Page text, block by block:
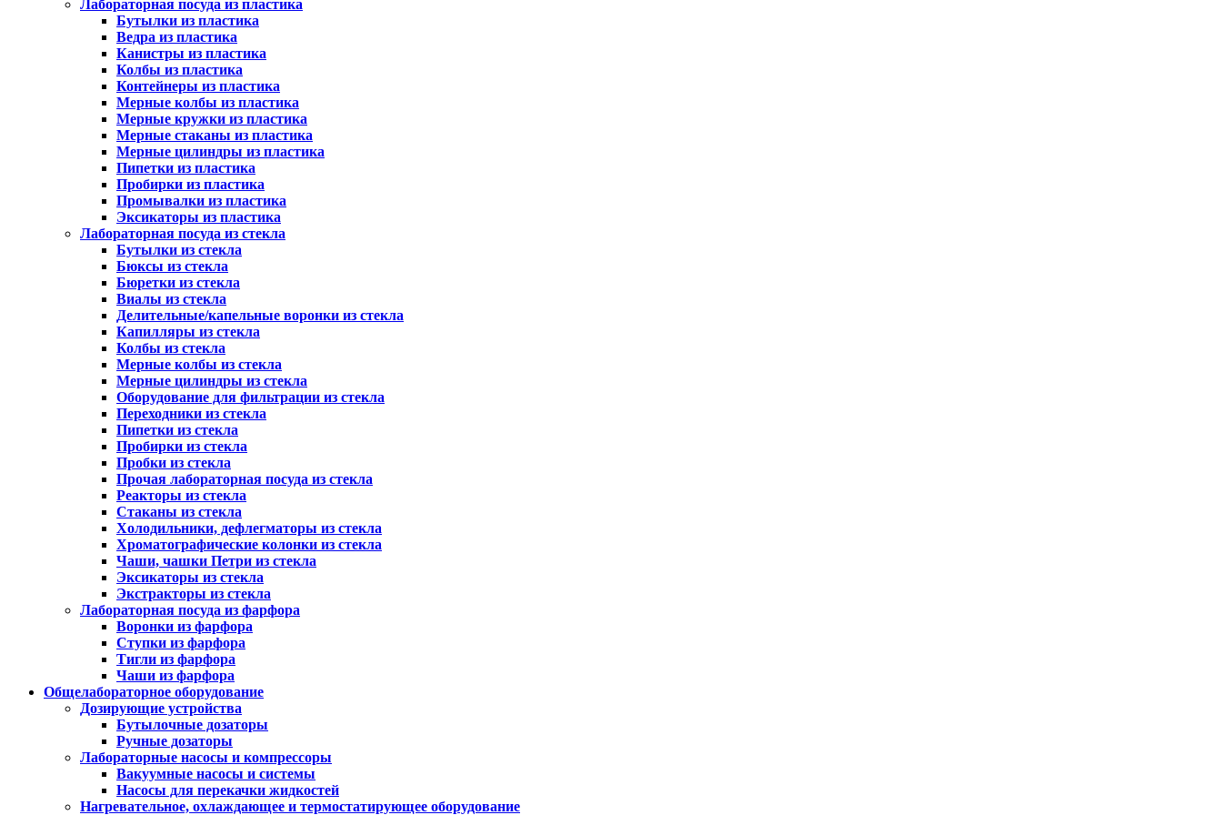
Лабораторная посуда из пластика
Бутылки из пластика
Ведра из пластика
Канистры из пластика
Колбы из пластика
Контейнеры из пластика
Мерные колбы из пластика
Мерные кружки из пластика
Мерные стаканы из пластика
Мерные цилиндры из пластика
Пипетки из пластика
Пробирки из пластика
Промывалки из пластика
Эксикаторы из пластика
Лабораторная посуда из стекла
Бутылки из стекла
Бюксы из стекла
Бюретки из стекла
Виалы из стекла
Делительные/капельные воронки из стекла
Капилляры из стекла
Колбы из стекла
Мерные колбы из стекла
Мерные цилиндры из стекла
Оборудование для фильтрации из стекла
Переходники из стекла
Пипетки из стекла
Пробирки из стекла
Пробки из стекла
Прочая лабораторная посуда из стекла
Реакторы из стекла
Стаканы из стекла
Холодильники, дефлегматоры из стекла
Хроматографические колонки из стекла
Чаши, чашки Петри из стекла
Эксикаторы из стекла
Экстракторы из стекла
Лабораторная посуда из фарфора
Воронки из фарфора
Ступки из фарфора
Тигли из фарфора
Чаши из фарфора
Общелабораторное оборудование
Дозирующие устройства
Бутылочные дозаторы
Ручные дозаторы
Лабораторные насосы и компрессоры
Вакуумные насосы и системы
Насосы для перекачки жидкостей
Нагревательное, охлаждающее и термостатирующее оборудование